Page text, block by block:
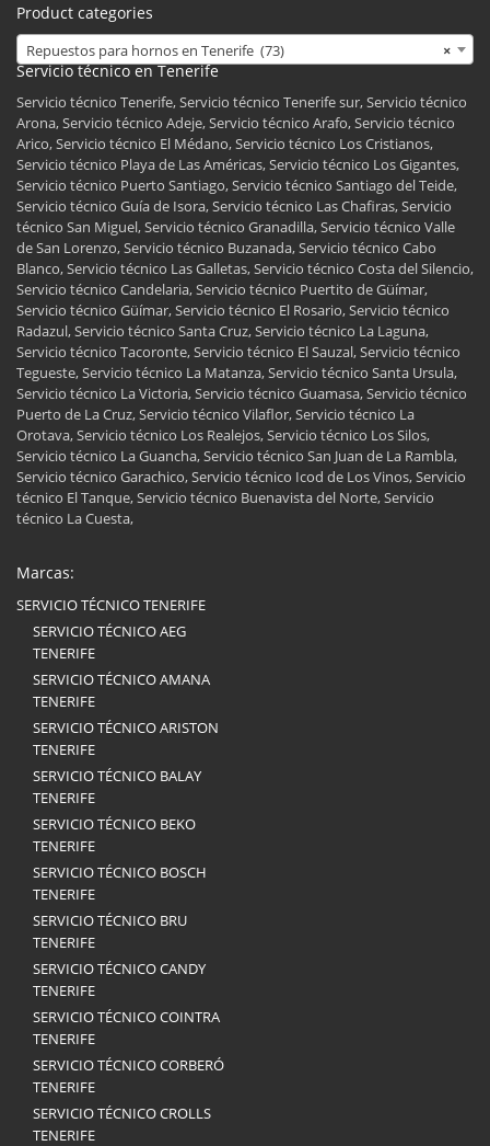
Product categories
×
Repuestos para hornos en Tenerife (73)
Servicio técnico en Tenerife
Servicio técnico Tenerife, Servicio técnico Tenerife sur, Servicio técnico
Arona, Servicio técnico Adeje, Servicio técnico Arafo, Servicio técnico
Arico, Servicio técnico El Médano, Servicio técnico Los Cristianos,
Servicio técnico Playa de Las Américas, Servicio técnico Los Gigantes,
Servicio técnico Puerto Santiago, Servicio técnico Santiago del Teide,
Servicio técnico Guía de Isora, Servicio técnico Las Chafiras, Servicio
técnico San Miguel, Servicio técnico Granadilla, Servicio técnico Valle
de San Lorenzo, Servicio técnico Buzanada, Servicio técnico Cabo
Blanco, Servicio técnico Las Galletas, Servicio técnico Costa del Silencio,
Servicio técnico Candelaria, Servicio técnico Puertito de Güímar,
Servicio técnico Güímar, Servicio técnico El Rosario, Servicio técnico
Radazul, Servicio técnico Santa Cruz, Servicio técnico La Laguna,
Servicio técnico Tacoronte, Servicio técnico El Sauzal, Servicio técnico
Tegueste, Servicio técnico La Matanza, Servicio técnico Santa Ursula,
Servicio técnico La Victoria, Servicio técnico Guamasa, Servicio técnico
Puerto de La Cruz, Servicio técnico Vilaflor, Servicio técnico La
Orotava, Servicio técnico Los Realejos, Servicio técnico Los Silos,
Servicio técnico La Guancha, Servicio técnico San Juan de La Rambla,
Servicio técnico Garachico, Servicio técnico Icod de Los Vinos, Servicio
técnico El Tanque, Servicio técnico Buenavista del Norte, Servicio
técnico La Cuesta,
Marcas:
SERVICIO TÉCNICO TENERIFE
SERVICIO TÉCNICO AEG
TENERIFE
SERVICIO TÉCNICO AMANA
TENERIFE
SERVICIO TÉCNICO ARISTON
TENERIFE
SERVICIO TÉCNICO BALAY
TENERIFE
SERVICIO TÉCNICO BEKO
TENERIFE
SERVICIO TÉCNICO BOSCH
TENERIFE
SERVICIO TÉCNICO BRU
TENERIFE
SERVICIO TÉCNICO CANDY
TENERIFE
SERVICIO TÉCNICO COINTRA
TENERIFE
SERVICIO TÉCNICO CORBERÓ
TENERIFE
SERVICIO TÉCNICO CROLLS
TENERIFE